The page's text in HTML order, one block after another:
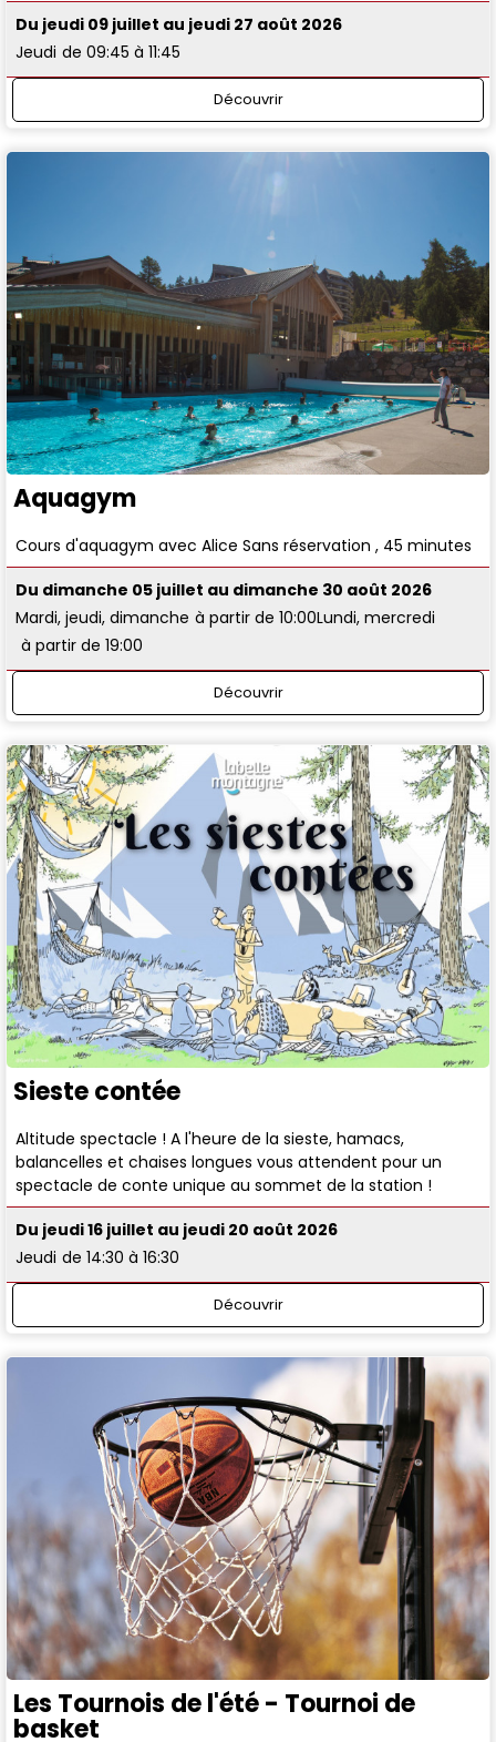
Du jeudi 09 juillet au jeudi 27 août 2026
Jeudi de 09:45 à 11:45
Découvrir
Aquagym
Cours d'aquagym avec Alice Sans réservation , 45 minutes
Du dimanche 05 juillet au dimanche 30 août 2026
Mardi, jeudi, dimanche à partir de 10:00Lundi, mercredi
à partir de 19:00
Découvrir
Sieste contée
Altitude spectacle ! A l'heure de la sieste, hamacs,
balancelles et chaises longues vous attendent pour un
spectacle de conte unique au sommet de la station !
Du jeudi 16 juillet au jeudi 20 août 2026
Jeudi de 14:30 à 16:30
Découvrir
Les Tournois de l'été - Tournoi de
basket